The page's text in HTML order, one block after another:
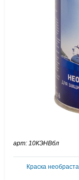
арт: 10КЭНВбл
Краска